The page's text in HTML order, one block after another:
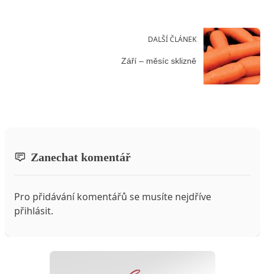
DALŠÍ ČLÁNEK
Září – měsíc sklizně
Zanechat komentář
Pro přidávání komentářů se musíte nejdříve
přihlásit.